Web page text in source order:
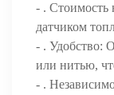
- . Стоимость
датчиком
- . Удобство:
или нитью,
- .